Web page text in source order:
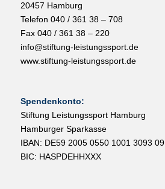
20457 Hamburg
Telefon 040 / 361 38 – 708
Fax 040 / 361 38 – 220
info@stiftung-leistungssport.de
www.stiftung-leistungssport.de
Spendenkonto:
Stiftung Leistungssport Hamburg
Hamburger Sparkasse
IBAN: DE59 2005 0550 1001 3093 09
BIC: HASPDEHHXXX